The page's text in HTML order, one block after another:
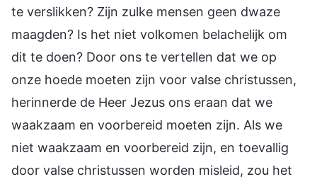
te verslikken? Zijn zulke mensen geen dwaze
maagden? Is het niet volkomen belachelijk om
dit te doen? Door ons te vertellen dat we op
onze hoede moeten zijn voor valse christussen,
herinnerde de Heer Jezus ons eraan dat we
waakzaam en voorbereid moeten zijn. Als we
niet waakzaam en voorbereid zijn, en toevallig
door valse christussen worden misleid, zou het